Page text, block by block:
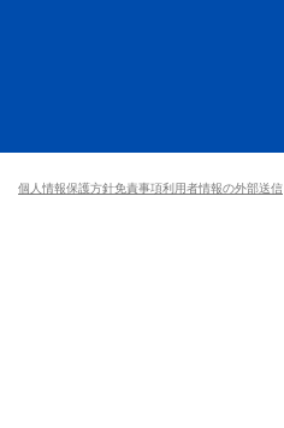
個人情報保護方針免責事項利用者情報の外部送信